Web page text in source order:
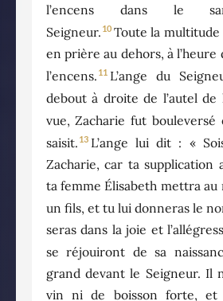
l’encens dans le
Seigneur. 10 Toute la
en prière au dehors, à l’heure
l’encens. 11 L’ange du
debout à droite de l’autel de
vue, Zacharie fut
saisit. 13 L’ange lui dit : «
Zacharie, car ta supplication
ta femme Élisabeth mettra au
un fils, et tu lui donneras le
seras dans la joie et
se réjouiront de sa
grand devant le Seigneur. Il
vin ni de boisson forte,